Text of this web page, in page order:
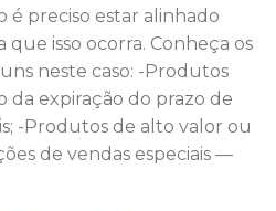
é preciso estar alinhado
isso ocorra. Conheça os
neste caso: -Produtos
da expiração do prazo de
-Produtos de alto valor ou
de vendas especiais —